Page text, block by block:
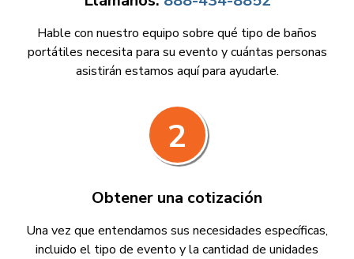
Hable con nuestro equipo sobre qué tipo de baños
portátiles necesita para su evento y cuántas personas
asistirán estamos aquí para ayudarle.
2
Obtener una cotización
Una vez que entendamos sus necesidades específicas,
incluido el tipo de evento y la cantidad de unidades